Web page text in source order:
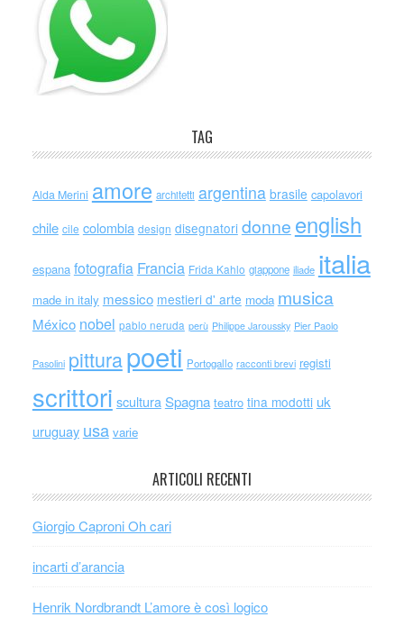
TAG
Alda Merini amore architetti argentina brasile capolavori
chile cile colombia design disegnatori donne english
espana fotografia Francia Frida Kahlo giappone iliade italia
made in italy messico mestieri d' arte moda musica
México nobel pablo neruda perù Philippe Jaroussky Pier Paolo
Pasolini pitturapoeti Portogallo racconti brevi registi
scrittori scultura Spagna teatro tina modotti uk
uruguay usa varie
ARTICOLI RECENTI
Giorgio Caproni Oh cari
incarti d’arancia
Henrik Nordbrandt L’amore è così logico